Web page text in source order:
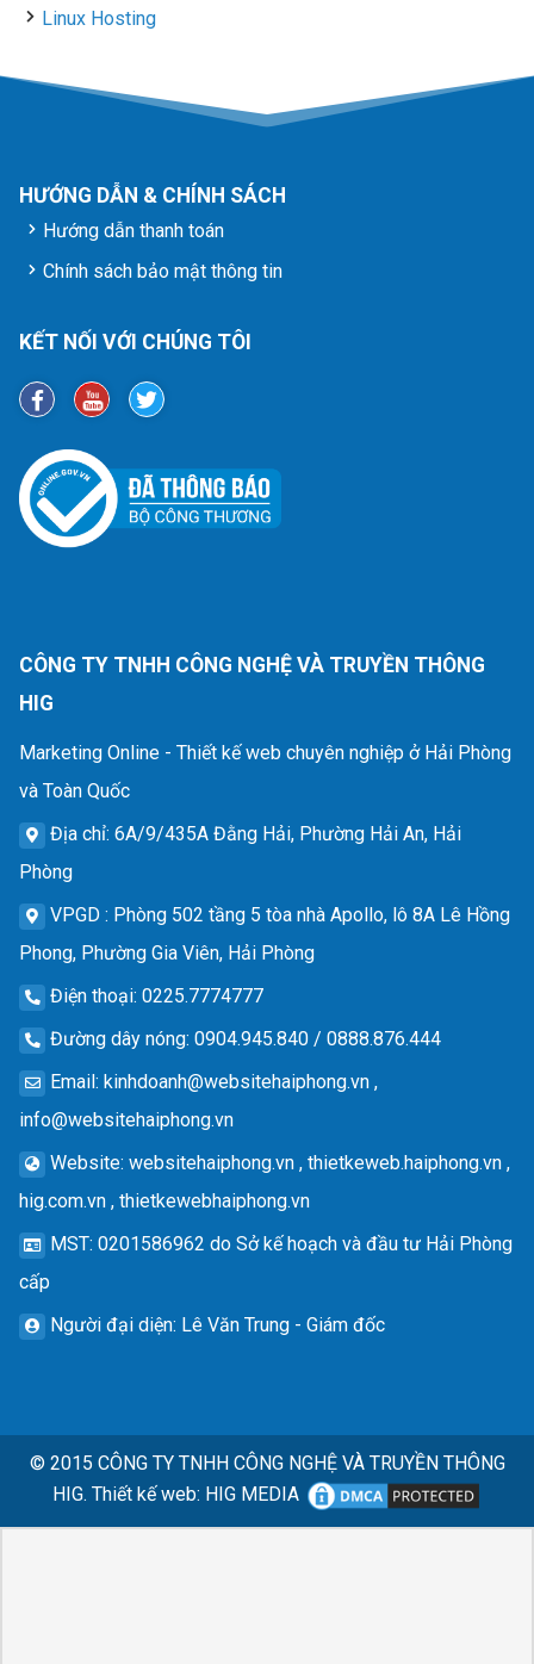
Linux Hosting
HƯỚNG DẪN & CHÍNH SÁCH
Hướng dẫn thanh toán
Chính sách bảo mật thông tin
KẾT NỐI VỚI CHÚNG TÔI
CÔNG TY TNHH CÔNG NGHỆ VÀ TRUYỀN THÔNG
HIG
Marketing Online - Thiết kế web chuyên nghiệp ở Hải Phòng
và Toàn Quốc
Địa chỉ: 6A/9/435A Đằng Hải, Phường Hải An, Hải
Phòng
VPGD : Phòng 502 tầng 5 tòa nhà Apollo, lô 8A Lê Hồng
Phong, Phường Gia Viên, Hải Phòng
Điện thoại: 0225.7774777
Đường dây nóng: 0904.945.840 / 0888.876.444
Email: kinhdoanh@websitehaiphong.vn ,
info@websitehaiphong.vn
Website: websitehaiphong.vn , thietkeweb.haiphong.vn ,
hig.com.vn , thietkewebhaiphong.vn
MST: 0201586962 do Sở kế hoạch và đầu tư Hải Phòng
cấp
Người đại diện: Lê Văn Trung - Giám đốc
© 2015 CÔNG TY TNHH CÔNG NGHỆ VÀ TRUYỀN THÔNG
HIG. Thiết kế web: HIG MEDIA